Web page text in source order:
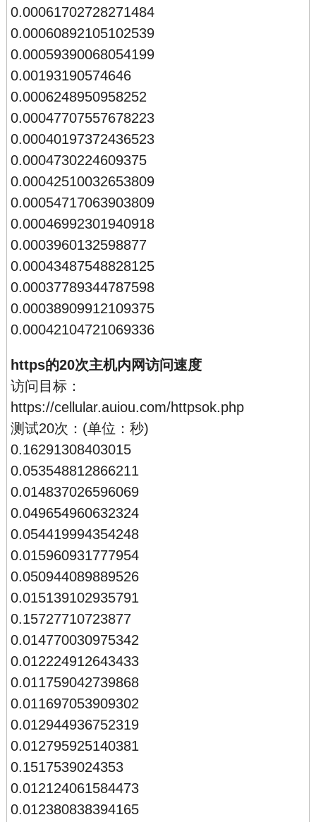
0.00061702728271484
0.00060892105102539
0.00059390068054199
0.00193190574646
0.0006248950958252
0.00047707557678223
0.00040197372436523
0.0004730224609375
0.00042510032653809
0.00054717063903809
0.00046992301940918
0.0003960132598877
0.00043487548828125
0.00037789344787598
0.00038909912109375
0.00042104721069336
https的20次主机内网访问速度
访问目标：
https://cellular.auiou.com/httpsok.php
测试20次：(单位：秒)
0.16291308403015
0.053548812866211
0.014837026596069
0.049654960632324
0.054419994354248
0.015960931777954
0.050944089889526
0.015139102935791
0.15727710723877
0.014770030975342
0.012224912643433
0.011759042739868
0.011697053909302
0.012944936752319
0.012795925140381
0.1517539024353
0.012124061584473
0.012380838394165